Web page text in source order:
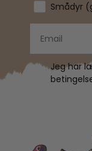
Smådyr
Jeg har